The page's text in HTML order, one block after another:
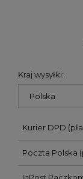
Kraj wysyłki:
Kurier DPD
Poczta Polska